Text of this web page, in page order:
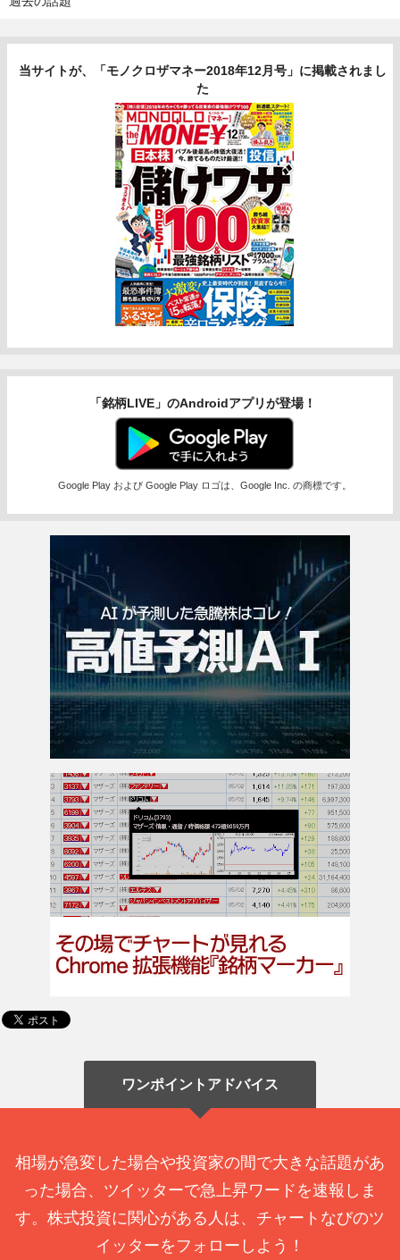
当サイトが、「モノクロザマネー2018年12月号」に掲載されまし
た
「銘柄LIVE」のAndroidアプリが登場！
Google Play および Google Play ロゴは、Google Inc. の商標です。
ワンポイントアドバイス
相場が急変した場合や投資家の間で大きな話題があ
った場合、ツイッターで急上昇ワードを速報しま
す。株式投資に関心がある人は、チャートなびのツ
イッターをフォローしよう！